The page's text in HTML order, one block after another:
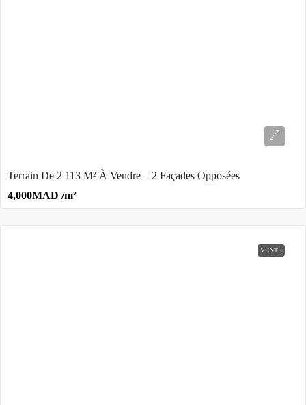
Terrain De 2 113 M² À Vendre – 2 Façades Opposées
4,000MAD /m²
VENTE